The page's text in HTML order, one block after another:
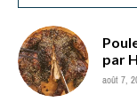
par
août 7,